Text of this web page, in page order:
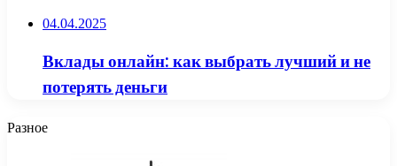
04.04.2025
Вклады онлайн: как выбрать лучший и не
потерять деньги
Разное